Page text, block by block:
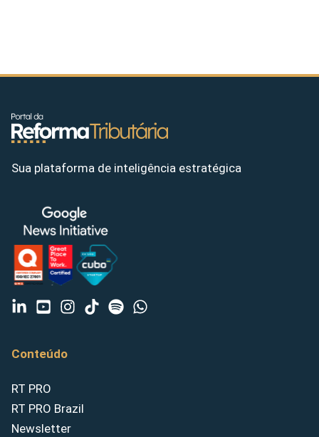
Sua plataforma de inteligência estratégica
Conteúdo
RT PRO
RT PRO Brazil
Newsletter